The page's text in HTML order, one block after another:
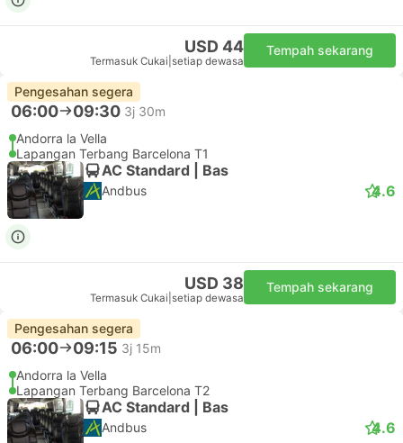
USD 44
Termasuk Cukai setiap dewasa
Tempah sekarang
Pengesahan segera
06:00 09:30 3j 30m
Andorra la Vella
Lapangan Terbang Barcelona T1
AC Standard | Bas
Andbus 4.6
USD 38
Termasuk Cukai setiap dewasa
Tempah sekarang
Pengesahan segera
06:00 09:15 3j 15m
Andorra la Vella
Lapangan Terbang Barcelona T2
AC Standard | Bas
Andbus 4.6